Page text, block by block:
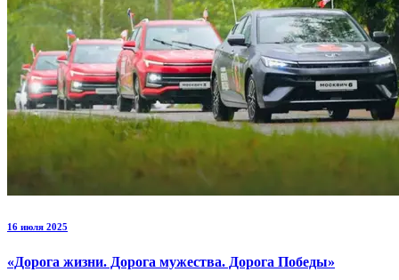
16 июля 2025
«Дорога жизни. Дорога мужества. Дорога Победы»